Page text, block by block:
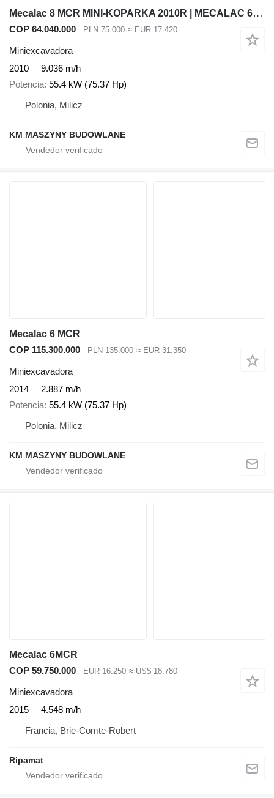
Mecalac 8 MCR MINI-KOPARKA 2010R | MECALAC 6 MCR, JCB 8065 8080 8085 85
COP 64.040.000 PLN 75.000 ≈ EUR 17.420
Miniexcavadora
2010
9.036 m/h
Potencia 55.4 kW (75.37 Hp)
Polonia, Milicz
KM MASZYNY BUDOWLANE
Mecalac 6 MCR
COP 115.300.000
PLN 135.000 ≈ EUR 31.350
Miniexcavadora
2014
2.887 m/h
Potencia 55.4 kW (75.37 Hp)
Polonia, Milicz
KM MASZYNY BUDOWLANE
Mecalac 6MCR
COP 59.750.000
EUR 16.250 ≈ US$ 18.780
Miniexcavadora
2015
4.548 m/h
Francia, Brie-Comte-Robert
Ripamat